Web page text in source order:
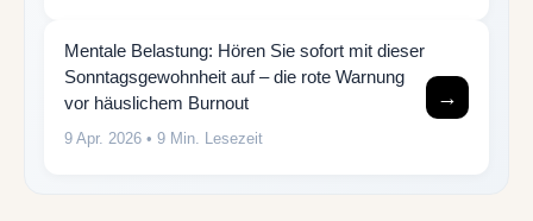
Mentale Belastung: Hören Sie sofort mit dieser
Sonntagsgewohnheit auf – die rote Warnung
vor häuslichem Burnout
9 Apr. 2026 • 9 Min. Lesezeit
→